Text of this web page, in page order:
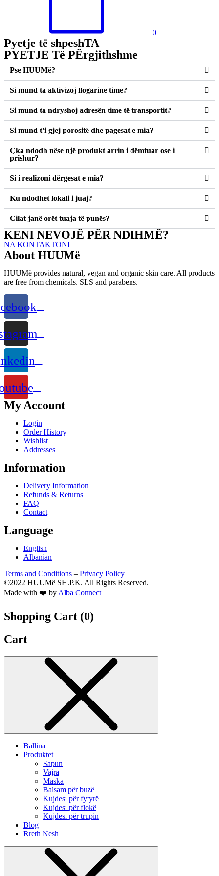
0
Pyetje të shpeshTA
PYETJE Të PËrgjithshme
Pse HUUMë?
Si mund ta aktivizoj llogarinë time?
Si mund ta ndryshoj adresën time të transportit?
Si mund t’i gjej porositë dhe pagesat e mia?
Çka ndodh nëse një produkt arrin i dëmtuar ose i
prishur?
Si i realizoni dërgesat e mia?
Ku ndodhet lokali i juaj?
Cilat janë orët tuaja të punës?
KENI NEVOJË PËR NDIHMË?
NA KONTAKTONI
About HUUMë
HUUMë provides natural, vegan and organic skin care. All products
are free from chemicals, SLS and parabens.
My Account
Login
Order History
Wishlist
Addresses
Information
Delivery Information
Refunds & Returns
FAQ
Contact
Language
English
Albanian
Terms and Conditions – Privacy Policy
©2022 HUUMë SH.P.K. All Rights Reserved.
Made with ❤️ by Alba Connect
Shopping Cart (0)
Cart
Ballina
Produktet
Sapun
Vajra
Maska
Balsam për buzë
Kujdesi për fytyrë
Kujdesi për flokë
Kujdesi për trupin
Blog
Rreth Nesh